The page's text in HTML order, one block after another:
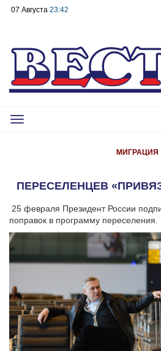
07 Августа 23:42
Toggle
МИГРАЦИЯ
ПЕРЕСЕЛЕНЦЕВ
25 февраля Президент России
поправок в программу переселения.